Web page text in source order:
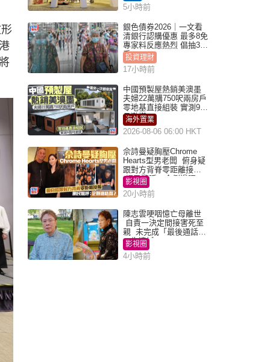
5小時前
銀色債券2026｜一文看
清銀行認購優惠 最多8免
專家料反應熱烈 倡抽30
手
投資理財
17小時前
中國預製屋熱銷美澳墨
夫婦22萬購750呎兩房戶
零地基直接組裝 實測9個
月激讚
海外置業
2026-08-06 06:00 HKT
佘詩曼疑胸壓Chrome
Hearts型男老闆 俯身疑
跟對方背脊零距離接觸
網民驚呼：企側邊唔
得？
影視圈
20小時前
陳志雲哽咽憶亡母離世
自責一決定間接害死至
親 未完成「最後通話」
一生遺憾
影視圈
4小時前